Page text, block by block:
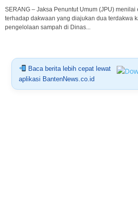
SERANG – Jaksa Penuntut Umum (JPU)
terhadap dakwaan yang diajukan dua terdakwa
pengelolaan sampah di Dinas...
Baca berita lebih cepat lewat
aplikasi BantenNews.co.id